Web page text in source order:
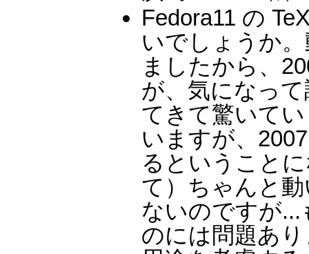
Fedora11 の
いでしょうか
ましたから、
が、気になっ
てきて驚いて
いますが、
るということ
て）ちゃんと
ないのですが
のには問題あ